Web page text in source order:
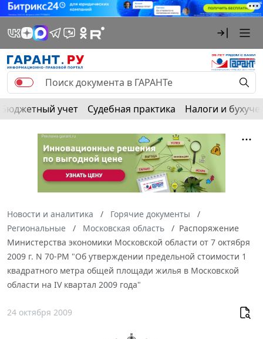
Бюджетный учет Судебная практика Налоги и
Новости и аналитика
Горячие документы
Региональные
Московская область
Распоряжение
Министерства экономики Московской области от 7 октября
2009 г. N 70-РМ "Об утверждении предельной стоимости 1
квадратного метра общей площади жилья в Московской
области на IV квартал 2009 года"
24 октября 2009